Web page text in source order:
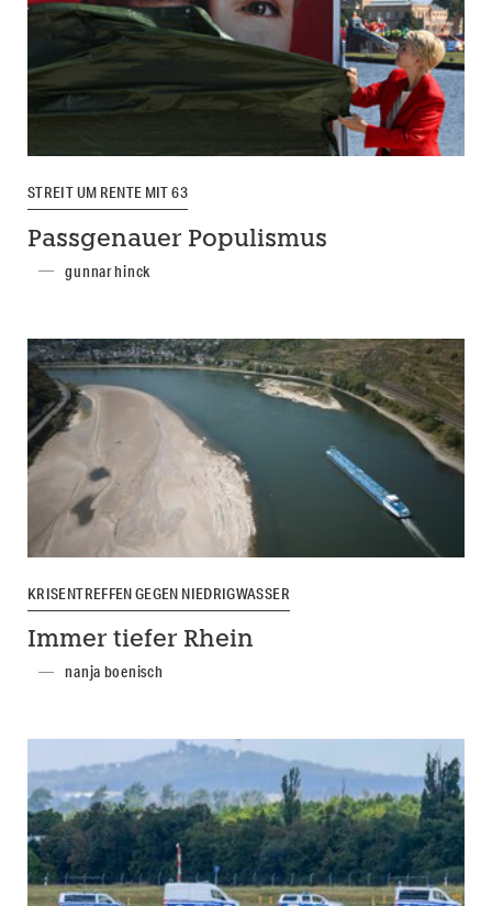
STREIT UM RENTE MIT 63
Passgenauer Populismus
gunnar hinck
KRISENTREFFEN GEGEN NIEDRIGWASSER
Immer tiefer Rhein
nanja boenisch